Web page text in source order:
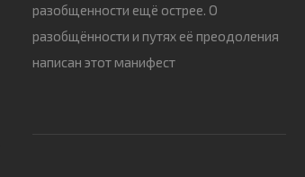
разобщенности ещё острее. О
разобщённости и путях её преодоления
написан этот манифест